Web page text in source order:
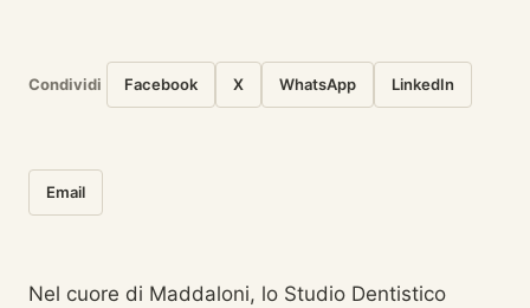
Condividi Facebook X WhatsApp LinkedIn
Email
Nel cuore di Maddaloni, lo Studio Dentistico